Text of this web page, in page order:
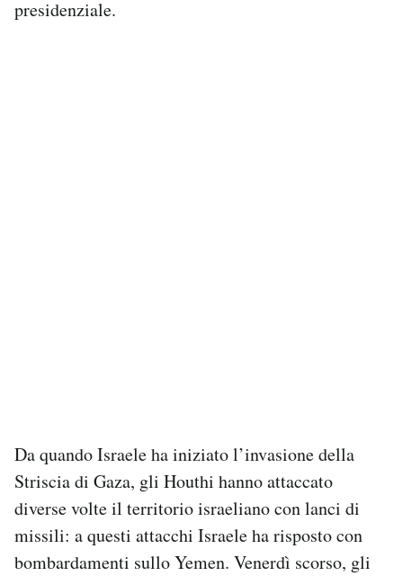
Notifiche mobile
presidenziale.
Da quando Israele ha iniziato l’invasione della
Striscia di Gaza, gli Houthi hanno attaccato
diverse volte il territorio israeliano con lanci di
missili: a questi attacchi Israele ha risposto con
bombardamenti sullo Yemen. Venerdì scorso, gli